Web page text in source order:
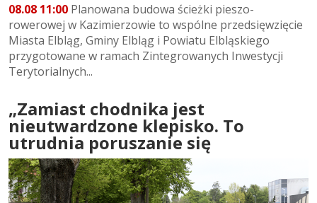
08.08 11:00 Planowana budowa ścieżki pieszo-
rowerowej w Kazimierzowie to wspólne przedsięwzięcie
Miasta Elbląg, Gminy Elbląg i Powiatu Elbląskiego
przygotowane w ramach Zintegrowanych Inwestycji
Terytorialnych...
„Zamiast chodnika jest
nieutwardzone klepisko. To
utrudnia poruszanie się